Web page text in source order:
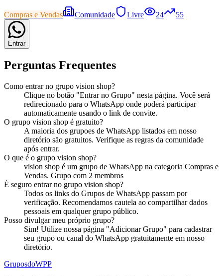
Compras e Vendas Comunidade Livre 24 55
Entrar
Perguntas Frequentes
Como entrar no grupo vision shop?
Clique no botão "Entrar no Grupo" nesta página. Você será
redirecionado para o WhatsApp onde poderá participar
automaticamente usando o link de convite.
O grupo vision shop é gratuito?
A maioria dos grupoes de WhatsApp listados em nosso
diretório são gratuitos. Verifique as regras da comunidade
após entrar.
O que é o grupo vision shop?
vision shop é um grupo de WhatsApp na categoria Compras e
Vendas. Grupo com 2 membros
É seguro entrar no grupo vision shop?
Todos os links do Grupos de WhatsApp passam por
verificação. Recomendamos cautela ao compartilhar dados
pessoais em qualquer grupo público.
Posso divulgar meu próprio grupo?
Sim! Utilize nossa página "Adicionar Grupo" para cadastrar
seu grupo ou canal do WhatsApp gratuitamente em nosso
diretório.
GruposdoWPP